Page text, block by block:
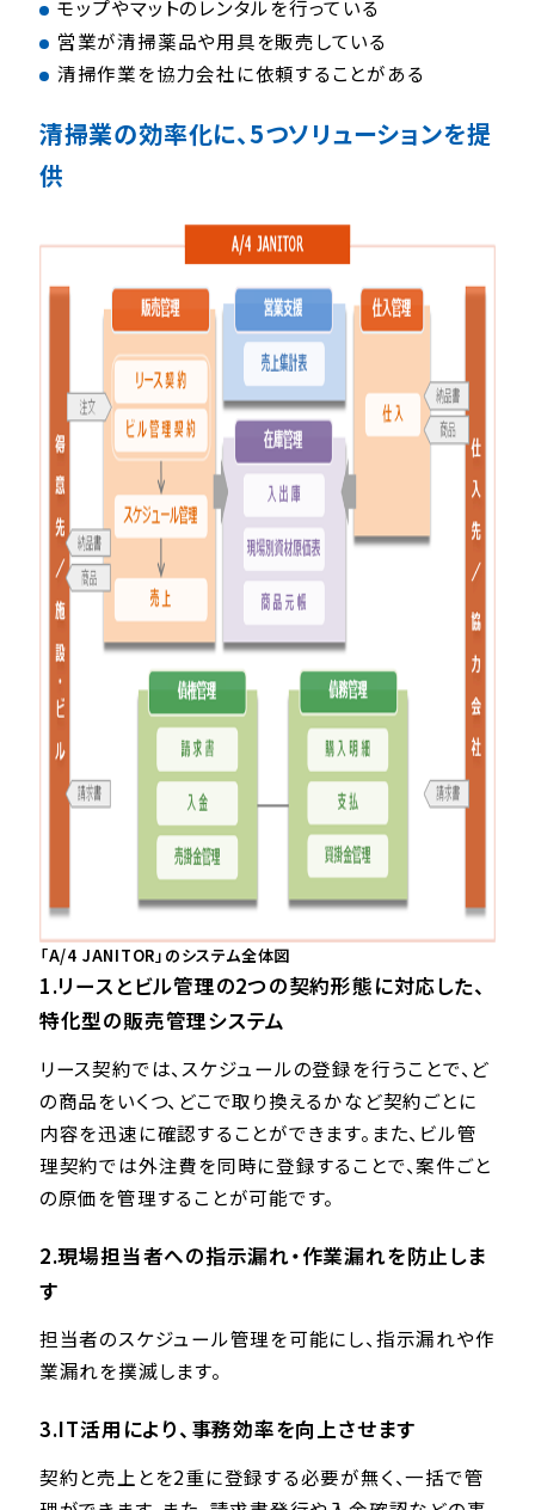
モップやマットのレンタルを行っている
営業が清掃薬品や用具を販売している
清掃作業を協力会社に依頼することがある
清掃業の効率化に、5つソリューションを提
供
「A/4 JANITOR」のシステム全体図
1.リースとビル管理の2つの契約形態に対応した、
特化型の販売管理システム
リース契約では、スケジュールの登録を行うことで、ど
の商品をいくつ、どこで取り換えるかなど契約ごとに
内容を迅速に確認することができます。また、ビル管
理契約では外注費を同時に登録することで、案件ごと
の原価を管理することが可能です。
2.現場担当者への指示漏れ・作業漏れを防止しま
す
担当者のスケジュール管理を可能にし、指示漏れや作
業漏れを撲滅します。
3.IT活用により、事務効率を向上させます
契約と売上とを2重に登録する必要が無く、一括で管